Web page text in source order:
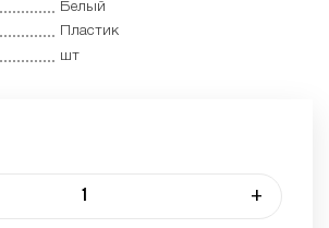
Белый
Пластик
шт
+